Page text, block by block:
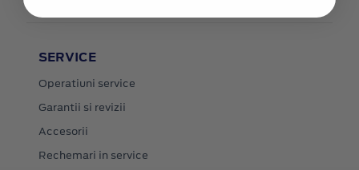
SERVICE
Operatiuni service
Garantii si revizii
Accesorii
Rechemari in service